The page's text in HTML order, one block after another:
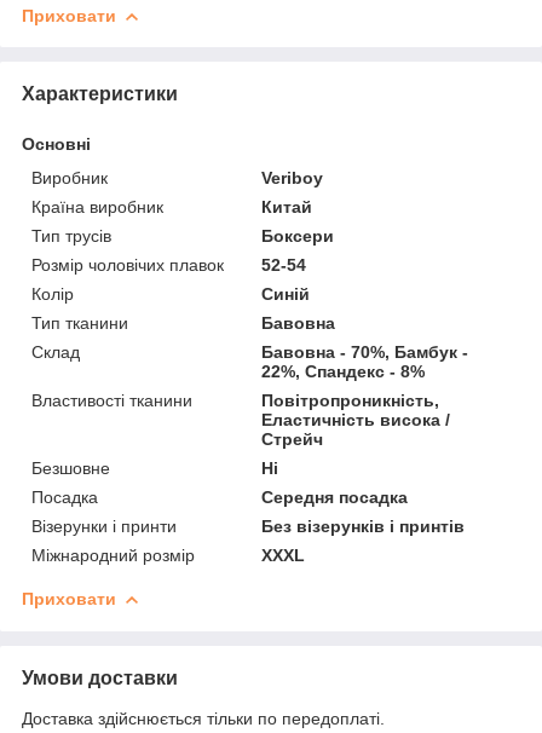
Приховати
Характеристики
Основні
Виробник
Veriboy
Країна виробник
Китай
Тип трусів
Боксери
Розмір чоловічих плавок
52-54
Колір
Синій
Тип тканини
Бавовна
Склад
Бавовна - 70%, Бамбук -
22%, Спандекс - 8%
Властивості тканини
Повітропроникність,
Еластичність висока /
Стрейч
Безшовне
Ні
Посадка
Середня посадка
Візерунки і принти
Без візерунків і принтів
Міжнародний розмір
XXXL
Приховати
Умови доставки
Доставка здійснюється тільки по передоплаті.